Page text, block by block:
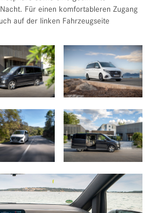
Für einen komfortableren Zugang
auf der linken Fahrzeugseite